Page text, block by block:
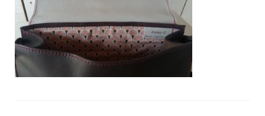
E-Boutique
Pour acheter
Contact